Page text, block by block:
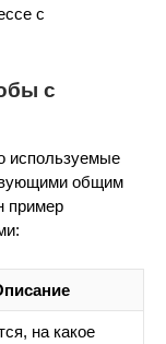
с
с
используемые
общим
пример
на какое